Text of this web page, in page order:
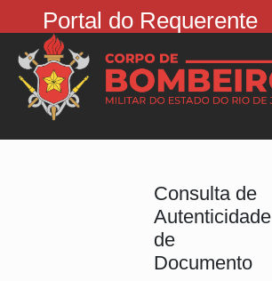
Portal do Requerente
Consulta de
Autenticidade
de
Documento